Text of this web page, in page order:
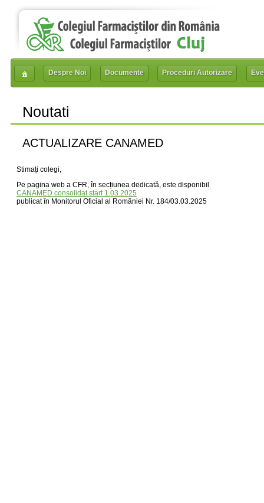
Despre Noi Documente Proceduri Autorizare
Noutati
ACTUALIZARE CANAMED
Stimați colegi,
Pe pagina web a CFR, în secțiunea dedicată, este disponibil
CANAMED consolidat start 1.03.2025
publicat în Monitorul Oficial al României Nr. 184/03.03.2025